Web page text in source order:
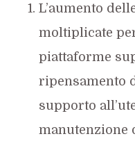
L’aumento
moltiplicate
piattaforme
ripensamento
supporto
manutenzione